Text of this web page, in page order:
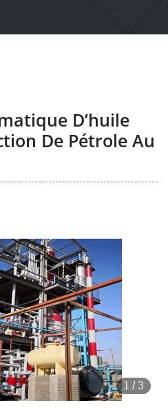
D’huile
De Pétrole Au
1 /3